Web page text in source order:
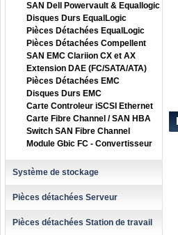
SAN Dell Powervault & Equallogic
Disques Durs EqualLogic
Pièces Détachées EqualLogic
Pièces Détachées Compellent
SAN EMC Clariion CX et AX
Extension DAE (FC/SATA/ATA)
Pièces Détachées EMC
Disques Durs EMC
Carte Controleur iSCSI Ethernet
Carte Fibre Channel / SAN HBA
Switch SAN Fibre Channel
Module Gbic FC - Convertisseur
Système de stockage
Pièces détachées Serveur
Pièces détachées Station de travail